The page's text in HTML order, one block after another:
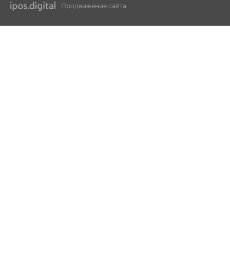
Продвижение сайта